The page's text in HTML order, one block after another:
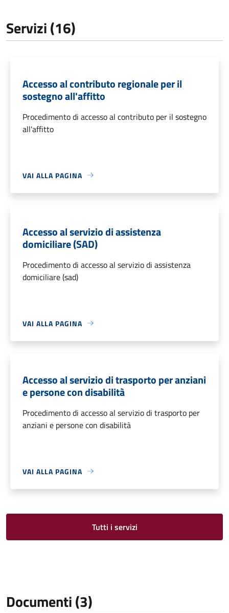
Servizi (16)
Accesso al contributo regionale per il
sostegno all'affitto
Procedimento di accesso al contributo per il sostegno
all'affitto
VAI ALLA PAGINA
Accesso al servizio di assistenza
domiciliare (SAD)
Procedimento di accesso al servizio di assistenza
domiciliare (sad)
VAI ALLA PAGINA
Accesso al servizio di trasporto per anziani
e persone con disabilità
Procedimento di accesso al servizio di trasporto per
anziani e persone con disabilità
VAI ALLA PAGINA
Tutti i servizi
Documenti (3)